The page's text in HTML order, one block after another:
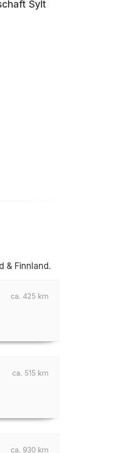
Sylt
& Finnland.
ca. 425 km
ca. 515 km
ca. 930 km